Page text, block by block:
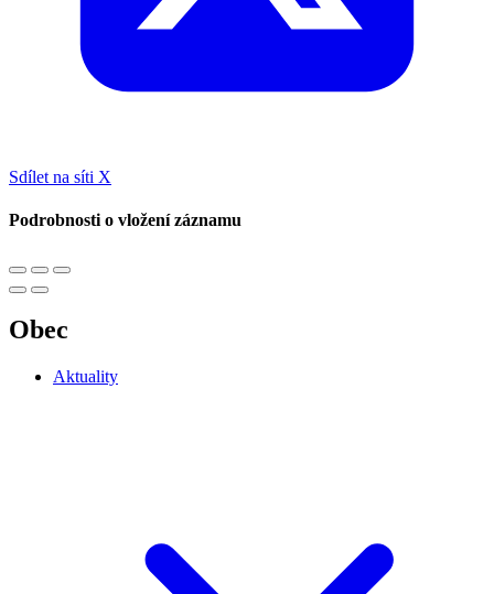
Sdílet na síti X
Podrobnosti o vložení záznamu
Obec
Aktuality